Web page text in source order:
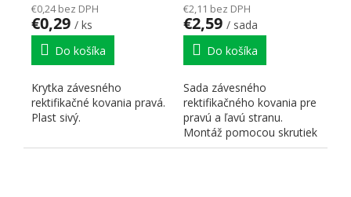
€0,24 bez DPH
€0,29 / ks
Do košíka
Krytka závesného
rektifikačné kovania pravá.
Plast sivý.
€2,11 bez DPH
€2,59 / sada
Do košíka
Sada závesného
rektifikačného kovania pre
pravú a ľavú stranu.
Montáž pomocou skrutiek
do bočnice korpusu.